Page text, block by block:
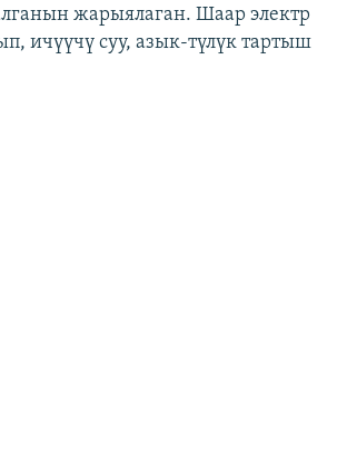
жарыялаган. Шаар электр
ичүүчү суу, азык-түлүк тартыш